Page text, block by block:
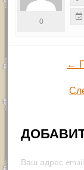
0
←
Ваш адрес